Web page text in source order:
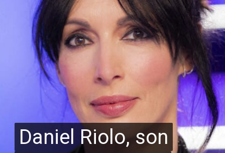
Daniel Riolo, son
Daniel Riolo, son